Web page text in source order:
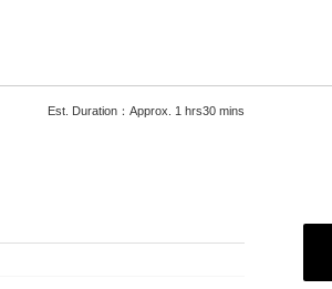
Est. Duration：Approx. 1 hrs30 mins